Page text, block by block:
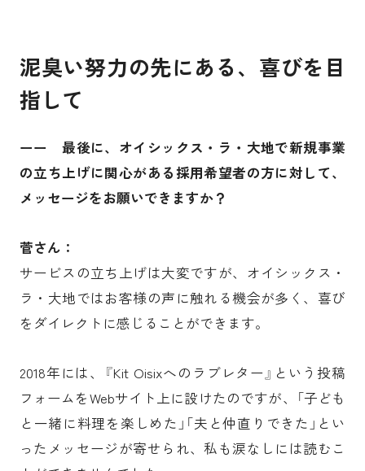
泥臭い努力の先にある、喜びを目
指して
ーー 最後に、オイシックス・ラ・大地で新規事業
の立ち上げに関心がある採用希望者の方に対して、
メッセージをお願いできますか？
菅さん：
サービスの立ち上げは大変ですが、オイシックス・
ラ・大地ではお客様の声に触れる機会が多く、喜び
をダイレクトに感じることができます。
2018年には、『Kit Oisixへのラブレター』という投稿
フォームをWebサイト上に設けたのですが、「子ども
と一緒に料理を楽しめた」「夫と仲直りできた」とい
ったメッセージが寄せられ、私も涙なしには読むこ